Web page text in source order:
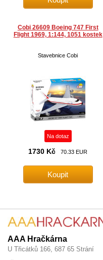
Cobi 26609 Boeing 747 First
Flight 1969, 1:144, 1051 kostek
Stavebnice Cobi
Na dotaz
1730 Kč 70.33 EUR
AAA Hračkárna
U Třicátků 166, 687 65 Strání